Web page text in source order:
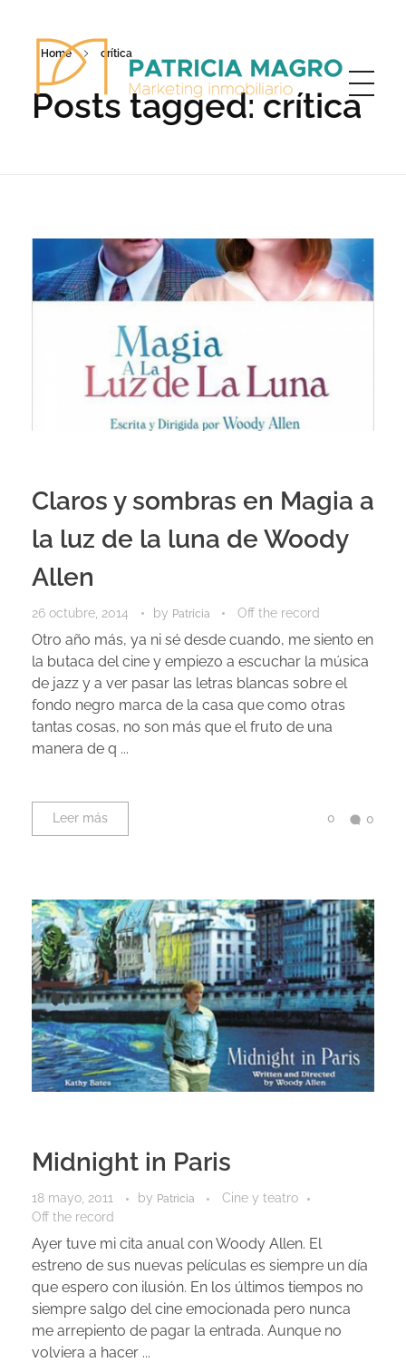
Home crítica
Posts tagged: crítica
Claros y sombras en Magia a
la luz de la luna de Woody
Allen
26 octubre, 2014 by Patricia Off the record
Otro año más, ya ni sé desde cuando, me siento en
la butaca del cine y empiezo a escuchar la música
de jazz y a ver pasar las letras blancas sobre el
fondo negro marca de la casa que como otras
tantas cosas, no son más que el fruto de una
manera de q ...
Leer más 0 0
Midnight in Paris
18 mayo, 2011 by Patricia
Cine y teatro
Off the record
Ayer tuve mi cita anual con Woody Allen. El
estreno de sus nuevas películas es siempre un día
que espero con ilusión. En los últimos tiempos no
siempre salgo del cine emocionada pero nunca
me arrepiento de pagar la entrada. Aunque no
volviera a hacer ...